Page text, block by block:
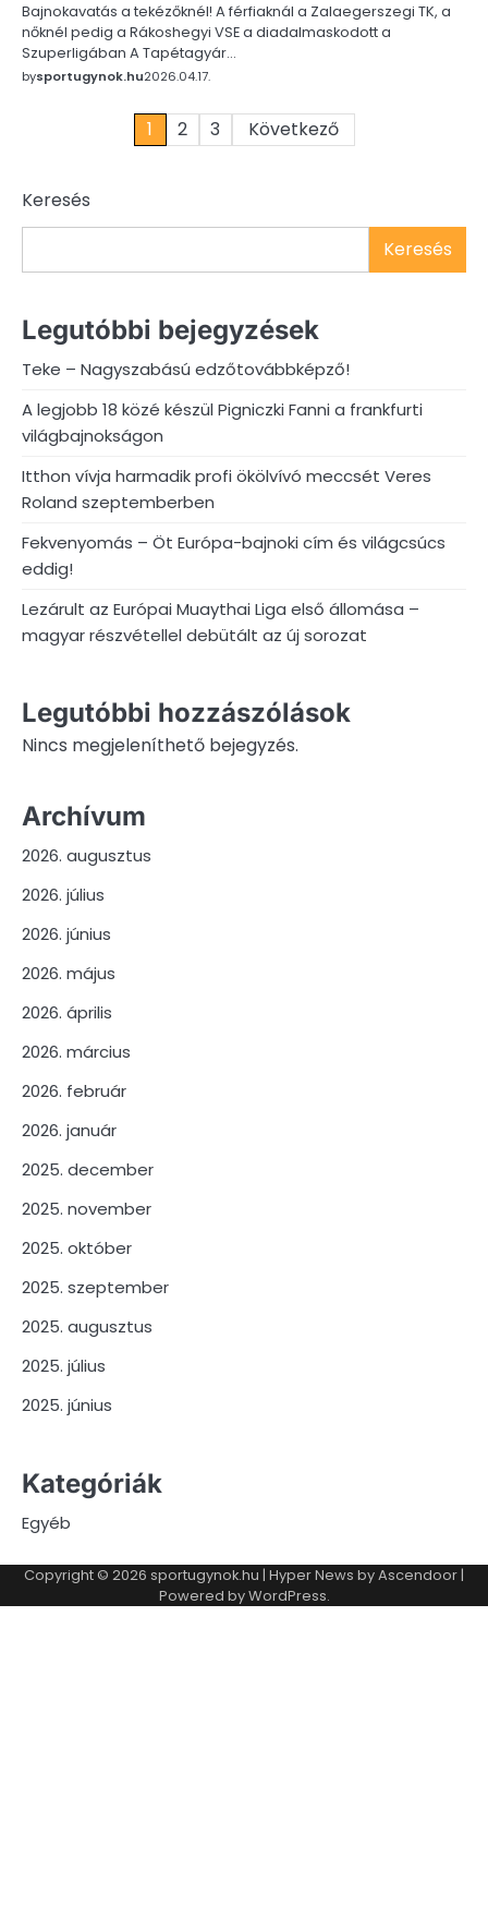
Bajnokavatás a tekézőknél! A férfiaknál a Zalaegerszegi TK, a
nőknél pedig a Rákoshegyi VSE a diadalmaskodott a
Szuperligában A Tapétagyár…
bysportugynok.hu2026.04.17.
Bejegyzések
1 2 3 Következő
Keresés
Keresés
Legutóbbi bejegyzések
Teke – Nagyszabású edzőtovábbképző!
A legjobb 18 közé készül Pigniczki Fanni a frankfurti
világbajnokságon
Itthon vívja harmadik profi ökölvívó meccsét Veres
Roland szeptemberben
Fekvenyomás – Öt Európa-bajnoki cím és világcsúcs
eddig!
Lezárult az Európai Muaythai Liga első állomása –
magyar részvétellel debütált az új sorozat
Legutóbbi hozzászólások
Nincs megjeleníthető bejegyzés.
Archívum
2026. augusztus
2026. július
2026. június
2026. május
2026. április
2026. március
2026. február
2026. január
2025. december
2025. november
2025. október
2025. szeptember
2025. augusztus
2025. július
2025. június
Kategóriák
Egyéb
Copyright © 2026 sportugynok.hu | Hyper News byAscendoor|
Powered byWordPress.